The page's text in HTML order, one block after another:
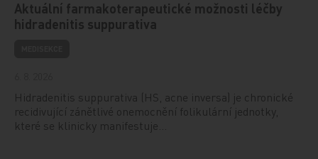
Aktuální farmakoterapeutické možnosti léčby
hidradenitis suppurativa
Hidradenitis suppurativa (HS, acne inversa) je chronické
recidivující zánětlivé onemocnění folikulární jednotky,
které se klinicky manifestuje…